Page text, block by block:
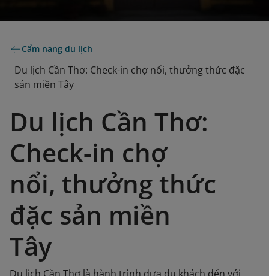
Cẩm nang du lịch
Du lịch Cần Thơ: Check-in chợ nổi, thưởng thức đặc
sản miền Tây
Du lịch Cần Thơ:
Check-in chợ
nổi, thưởng thức
đặc sản miền
Tây